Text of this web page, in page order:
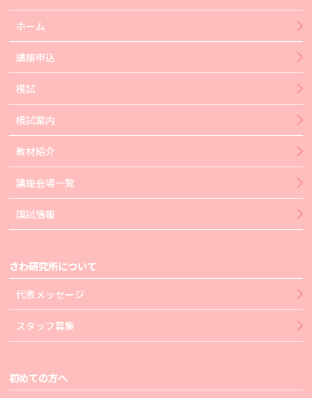
ホーム
講座申込
模試
模試案内
教材紹介
講座会場一覧
国試情報
さわ研究所について
代表メッセージ
スタッフ募集
初めての方へ